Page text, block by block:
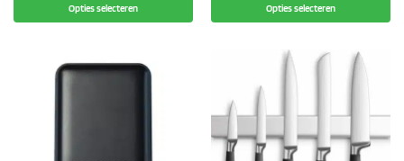
Opties selecteren Opties selecteren